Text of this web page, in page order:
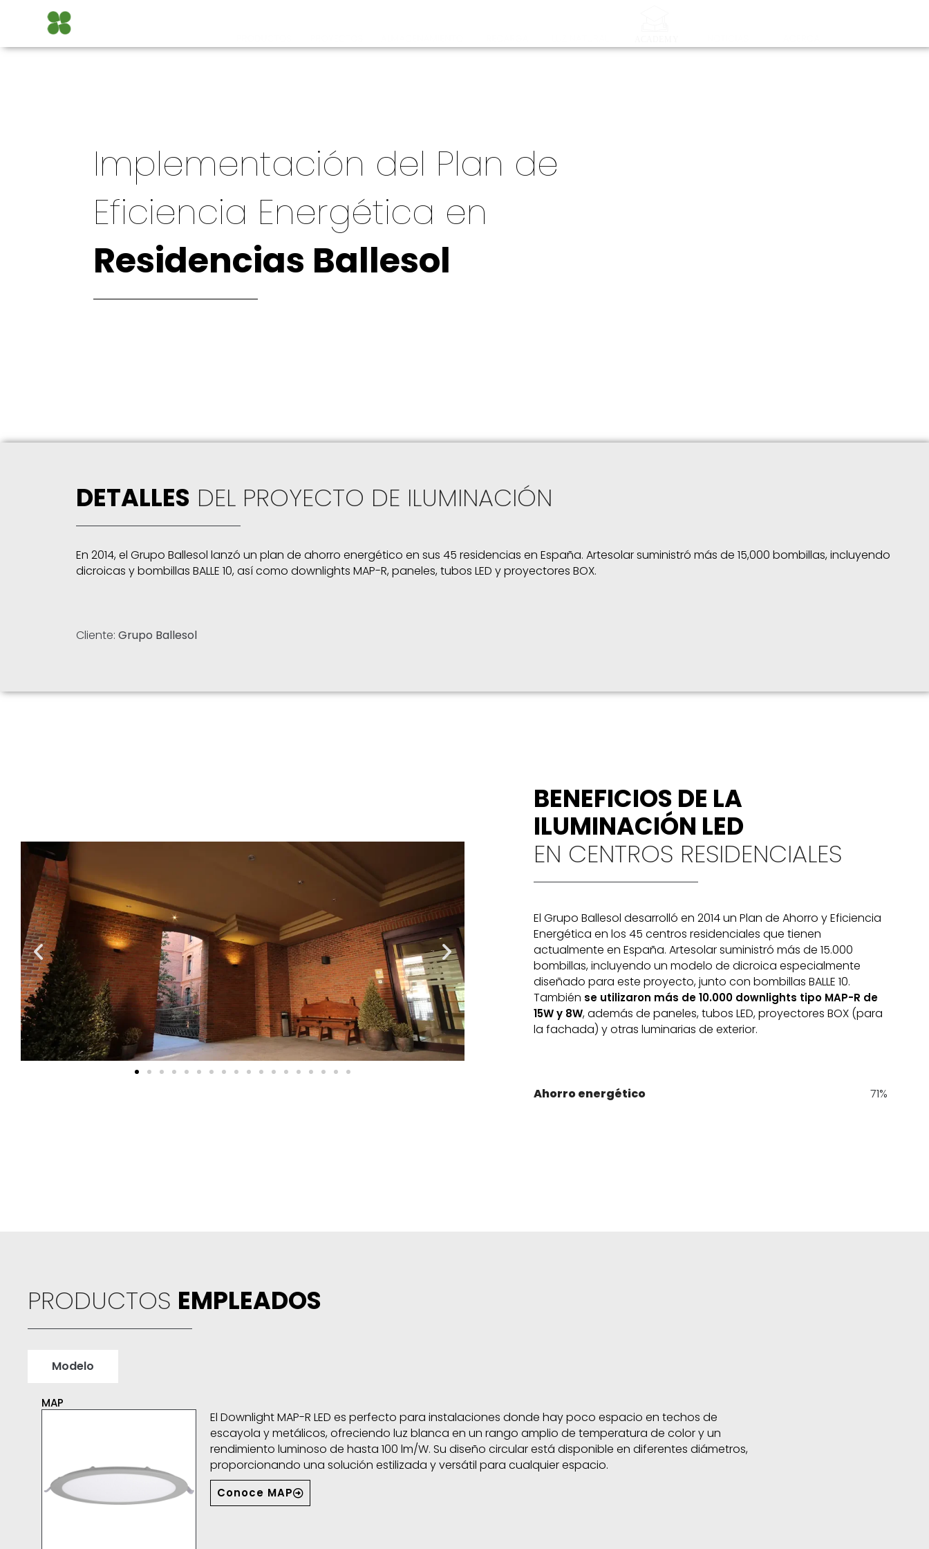
Implementación del Plan de
Eficiencia Energética en
Residencias Ballesol
DETALLES DEL PROYECTO DE ILUMINACIÓN
En 2014, el Grupo Ballesol lanzó un plan de ahorro energético en sus 45 residencias en España. Artesolar suministró más de 15,000 bombillas, incluyendo
dicroicas y bombillas BALLE 10, así como downlights MAP-R, paneles, tubos LED y proyectores BOX.
Cliente: Grupo Ballesol
BENEFICIOS DE LA
ILUMINACIÓN LED
EN CENTROS RESIDENCIALES
El Grupo Ballesol desarrolló en 2014 un Plan de Ahorro y Eficiencia
Energética en los 45 centros residenciales que tienen
actualmente en España. Artesolar suministró más de 15.000
bombillas, incluyendo un modelo de dicroica especialmente
diseñado para este proyecto, junto con bombillas BALLE 10.
También se utilizaron más de 10.000 downlights tipo MAP-R de
15W y 8W, además de paneles, tubos LED, proyectores BOX (para
la fachada) y otras luminarias de exterior.
Ahorro energético 71%
PRODUCTOS EMPLEADOS
Modelo
MAP
El Downlight MAP-R LED es perfecto para instalaciones donde hay poco espacio en techos de
escayola y metálicos, ofreciendo luz blanca en un rango amplio de temperatura de color y un
rendimiento luminoso de hasta 100 lm/W. Su diseño circular está disponible en diferentes diámetros,
proporcionando una solución estilizada y versátil para cualquier espacio.
Conoce MAP